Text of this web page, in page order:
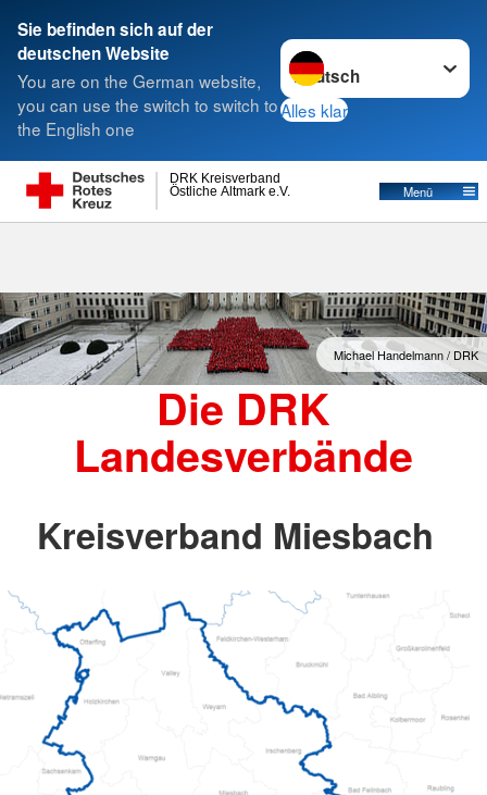
Sie befinden sich auf der
deutschen Website
You are on the German website,
you can use the switch to switch to
the English one
Sprache wechseln zu
Alles klar
Östliche Altmark e.V.
DRK Kreisverband
Menü
Suche
Landesverbände
Michael Handelmann / DRK
Die DRK
Landesverbände
Kreisverband Miesbach